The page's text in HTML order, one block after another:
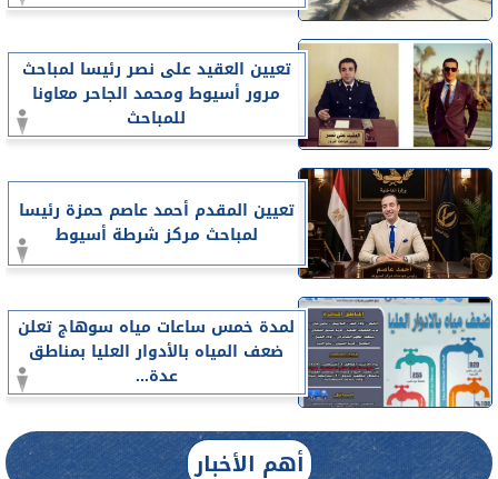
تعيين العقيد على نصر رئيسا لمباحث
مرور أسيوط ومحمد الجاحر معاونا
للمباحث
تعيين المقدم أحمد عاصم حمزة رئيسا
لمباحث مركز شرطة أسيوط
لمدة خمس ساعات مياه سوهاج تعلن
ضعف المياه بالأدوار العليا بمناطق
عدة...
أهم الأخبار